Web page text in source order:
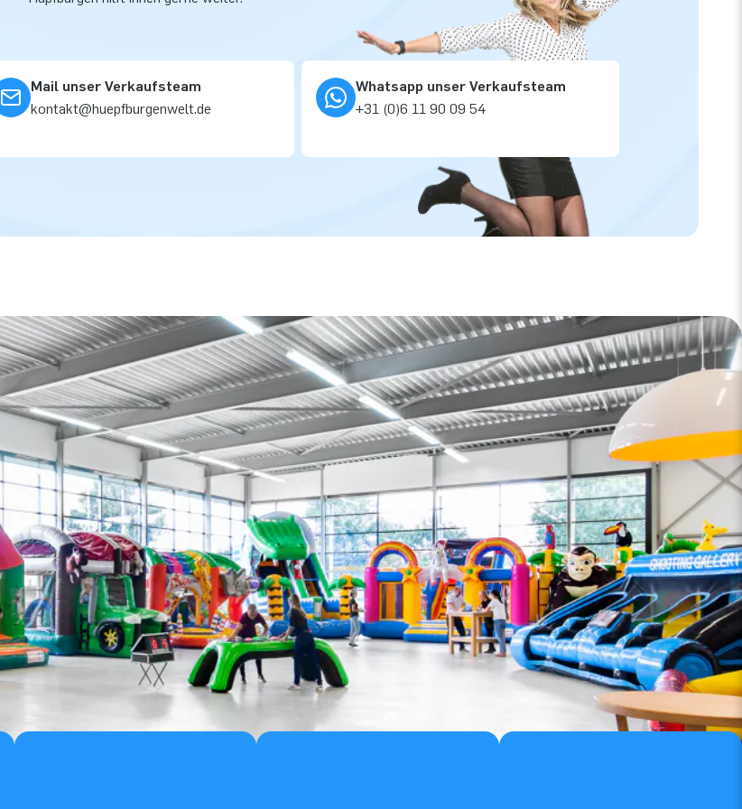
Mail unser Verkaufsteam
kontakt@huepfburgenwelt.de
Whatsapp unser Verkaufsteam
+31 (0)6 11 90 09 54